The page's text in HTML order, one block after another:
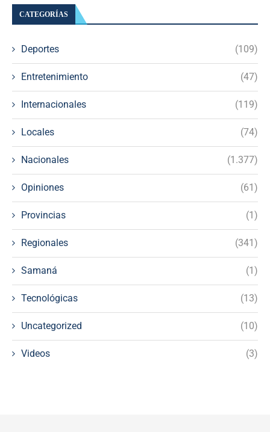
CATEGORÍAS
Deportes (109)
Entretenimiento (47)
Internacionales (119)
Locales (74)
Nacionales (1.377)
Opiniones (61)
Provincias (1)
Regionales (341)
Samaná (1)
Tecnológicas (13)
Uncategorized (10)
Videos (3)